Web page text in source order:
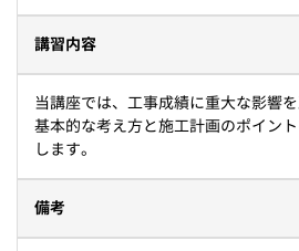
講習内容
当講座では、工事成績に重大な影響
基本的な考え方と施工計画のポイン
します。
備考